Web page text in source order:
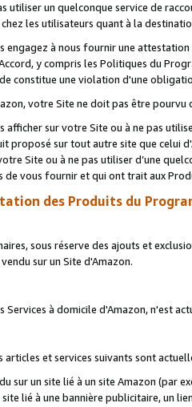
utiliser un quelconque service de
les utilisateurs quant à la
engagez à nous fournir une
y compris les Politiques du
constitue une violation d'une
votre Site ne doit pas être
afficher sur votre Site ou à ne pas
proposé sur tout autre site que celui
Site ou à ne pas utiliser d’une
de vous fournir et qui ont trait aux
des Produits du
sous réserve des ajouts et
sur un Site d'Amazon.
Services à domicile d'Amazon, n'est
articles et services suivants sont
sur un site lié à un site Amazon (par
lié à une bannière publicitaire, un